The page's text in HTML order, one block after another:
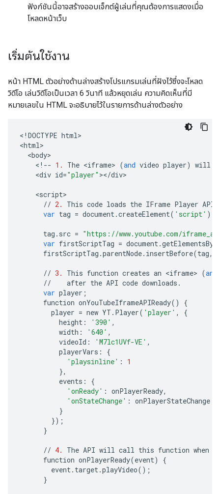
ฟังก์ชันนี้อาจสร้างออบเจ็กต์ผู้เล่นที่คุณต้องการแสดงเมื่อ
โหลดหน้าเว็บ
เริ่มต้นใช้งาน
หน้า HTML ตัวอย่างด้านล่างสร้างโปรแกรมเล่นที่ฝังไว้ซึ่งจะโหลด
วิดีโอ เล่นวิดีโอเป็นเวลา 6 วินาที แล้วหยุดเล่น ความคิดเห็นที่มี
หมายเลขใน HTML จะอธิบายไว้ในรายการด้านล่างตัวอย่าง
< ! DOCTYPE html>
<html
<body
< !-- 1. The <iframe> (and video player) will
<div id="player" ></div>
<script
// 2. This code loads the IFrame Player API
var tag = document.createElement( 'script' );
tag . src = "https://www.youtube.com/
var firstScriptTag = document.
firstScriptTag .parentNode. insertBefore(tag,
// 3. This function creates an <iframe> (and
//
after the API code downloads .
var player ;
function onYouTubeIframeAPIReady()
{
player = new YT . Player( 'player' ,
{
height : '390' ,
width : '640' ,
videoId : 'M7lc1UVf-VE' ,
playerVars :
{
'playsinline' :
1
},
events :
{
'onReady' : onPlayerReady,
'onStateChange' : onPlayerStateChange
}
});
}
// 4. The API will call this function when
function onPlayerReady(event)
{
event. target.playVideo();
}